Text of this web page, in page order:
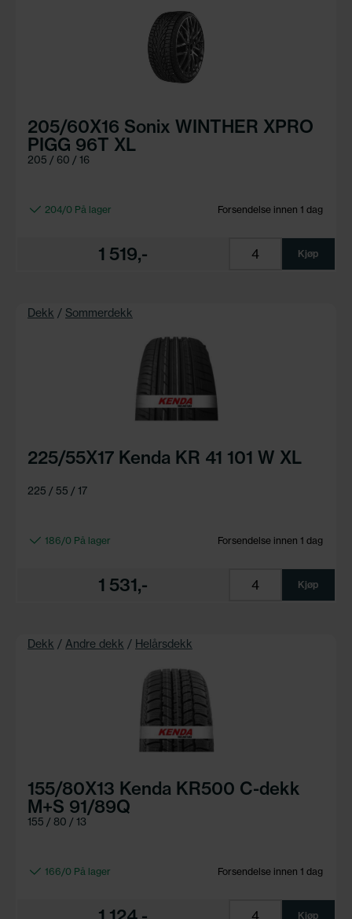
205/60X16 Sonix WINTHER XPRO
PIGG 96T XL
205 / 60 / 16
204/0 På lager Forsendelse innen 1 dag
1 519,- Kjøp
Dekk / Sommerdekk
225/55X17 Kenda KR 41 101 W XL
225 / 55 / 17
186/0 På lager Forsendelse innen 1 dag
1 531,- Kjøp
Dekk / Andre dekk / Helårsdekk
155/80X13 Kenda KR500 C-dekk
M+S 91/89Q
155 / 80 / 13
166/0 På lager Forsendelse innen 1 dag
Kjøp